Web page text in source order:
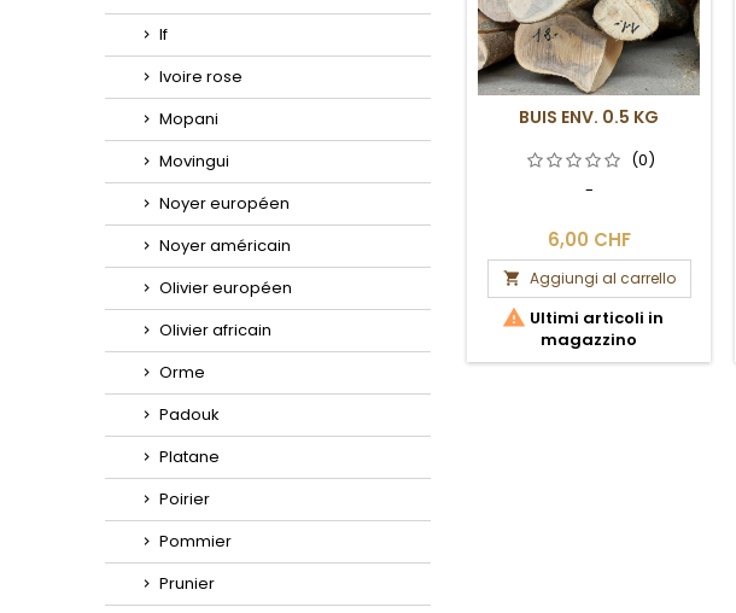
If
Ivoire rose
Mopani
Movingui
Noyer européen
Noyer américain
Olivier européen
Olivier africain
Orme
Padouk
Platane
Poirier
Pommier
Prunier
BUIS ENV. 0.5 KG
(0)
-
6,00 CHF
 Aggiungi al carrello
 Ultimi articoli in
magazzino